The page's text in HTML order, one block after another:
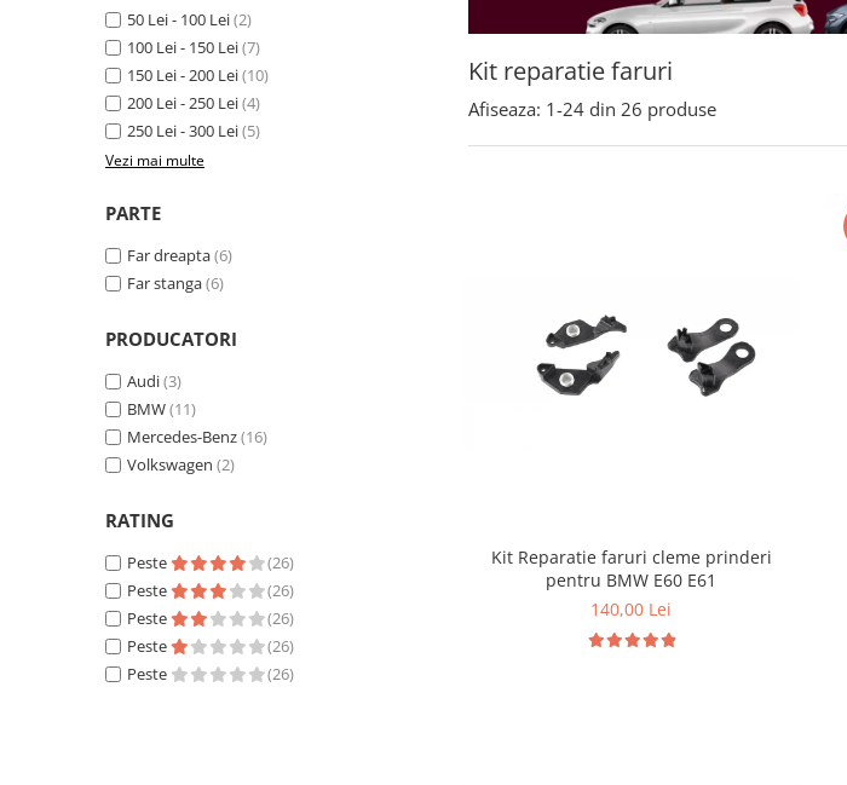
Mercedes-Benz
Mini Cooper
Mitshubishi
Volkswagen
Display-uri
Manson schimbator viteze
Alte accesorii
Ornamente
Senzori parcare dedicati
Grile aerisire
Camere mers inapoi
Tuning auto
Dopuri anulare clapete admisie
Garnituri galerie admisie BMW
Kit reparatie faruri
Kit reparatie faruri
50 Lei - 100 Lei(2)
100 Lei - 150 Lei(7)
150 Lei - 200 Lei(10)
200 Lei - 250 Lei(4)
250 Lei - 300 Lei(5)
Vezi mai multe
PARTE
Far dreapta(6)
Far stanga(6)
PRODUCATORI
Audi(3)
BMW(11)
Mercedes-Benz(16)
Volkswagen (2)
RATING
Peste
(26)
Peste
(26)
Peste
(26)
Peste
(26)
Peste
(26)
Afiseaza: 1-24 din 26 produse
Kit Reparatie faruri cleme prinderi
pentru BMW E60 E61
140,00 Lei